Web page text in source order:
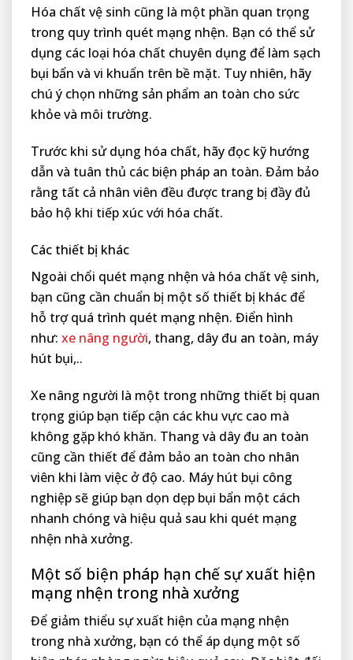
Hóa chất vệ sinh cũng là một phần quan trọng
trong quy trình quét mạng nhện. Bạn có thể sử
dụng các loại hóa chất chuyên dụng để làm sạch
bụi bẩn và vi khuẩn trên bề mặt. Tuy nhiên, hãy
chú ý chọn những sản phẩm an toàn cho sức
khỏe và môi trường.
Trước khi sử dụng hóa chất, hãy đọc kỹ hướng
dẫn và tuân thủ các biện pháp an toàn. Đảm bảo
rằng tất cả nhân viên đều được trang bị đầy đủ
bảo hộ khi tiếp xúc với hóa chất.
Các thiết bị khác
Ngoài chổi quét mạng nhện và hóa chất vệ sinh,
bạn cũng cần chuẩn bị một số thiết bị khác để
hỗ trợ quá trình quét mạng nhện. Điển hình
như: xe nâng người, thang, dây đu an toàn, máy
hút bụi,..
Xe nâng người là một trong những thiết bị quan
trọng giúp bạn tiếp cận các khu vực cao mà
không gặp khó khăn. Thang và dây đu an toàn
cũng cần thiết để đảm bảo an toàn cho nhân
viên khi làm việc ở độ cao. Máy hút bụi công
nghiệp sẽ giúp bạn dọn dẹp bụi bẩn một cách
nhanh chóng và hiệu quả sau khi quét mạng
nhện nhà xưởng.
Một số biện pháp hạn chế sự xuất hiện
mạng nhện trong nhà xưởng
Để giảm thiểu sự xuất hiện của mạng nhện
trong nhà xưởng, bạn có thể áp dụng một số